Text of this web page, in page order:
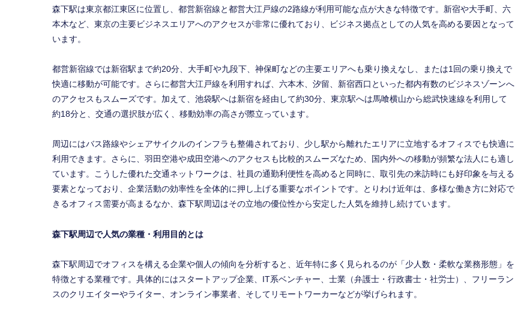
森下駅は東京都江東区に位置し、都営新宿線と都営大江戸線の2路線が利用可能な点が大きな特徴です。新宿や大手町、六
本木など、東京の主要ビジネスエリアへのアクセスが非常に優れており、ビジネス拠点としての人気を高める要因となって
います。
都営新宿線では新宿駅まで約20分、大手町や九段下、神保町などの主要エリアへも乗り換えなし、または1回の乗り換えで
快適に移動が可能です。さらに都営大江戸線を利用すれば、六本木、汐留、新宿西口といった都内有数のビジネスゾーンへ
のアクセスもスムーズです。加えて、池袋駅へは新宿を経由して約30分、東京駅へは馬喰横山から総武快速線を利用して
約18分と、交通の選択肢が広く、移動効率の高さが際立っています。
周辺にはバス路線やシェアサイクルのインフラも整備されており、少し駅から離れたエリアに立地するオフィスでも快適に
利用できます。さらに、羽田空港や成田空港へのアクセスも比較的スムーズなため、国内外への移動が頻繁な法人にも適し
ています。こうした優れた交通ネットワークは、社員の通勤利便性を高めると同時に、取引先の来訪時にも好印象を与える
要素となっており、企業活動の効率性を全体的に押し上げる重要なポイントです。とりわけ近年は、多様な働き方に対応で
きるオフィス需要が高まるなか、森下駅周辺はその立地の優位性から安定した人気を維持し続けています。
森下駅周辺で人気の業種・利用目的とは
森下駅周辺でオフィスを構える企業や個人の傾向を分析すると、近年特に多く見られるのが「少人数・柔軟な業務形態」を
特徴とする業種です。具体的にはスタートアップ企業、IT系ベンチャー、士業（弁護士・行政書士・社労士）、フリーラン
スのクリエイターやライター、オンライン事業者、そしてリモートワーカーなどが挙げられます。